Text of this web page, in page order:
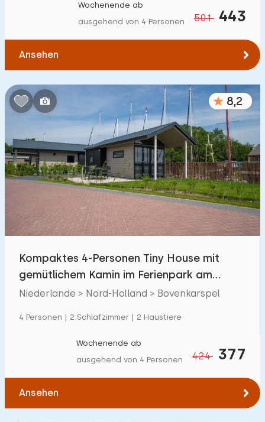
Ferienwohnung
Tiny house
Kinderfreundlich
Kindermöbel
Eingezäunter Garten 9
Spielgeräte im Garten 0
10
Freibad
Kinderanimation
Kindereinrichtungen im Park
Zugänglichkeit
Eingeschränkte Mobilität
Rollstuhlgerecht
Hilfsmittel
501 443
Wochenende ab
ausgehend von 4 Personen
Ansehen
8,2
Kompaktes 4-Personen Tiny House mit
gemütlichem Kamin im Ferienpark am
Markermeer
Niederlande > Nord-Holland > Bovenkarspel
4 Personen | 2 Schlafzimmer | 2 Haustiere
424 377
Wochenende ab
ausgehend von 4 Personen
Ansehen